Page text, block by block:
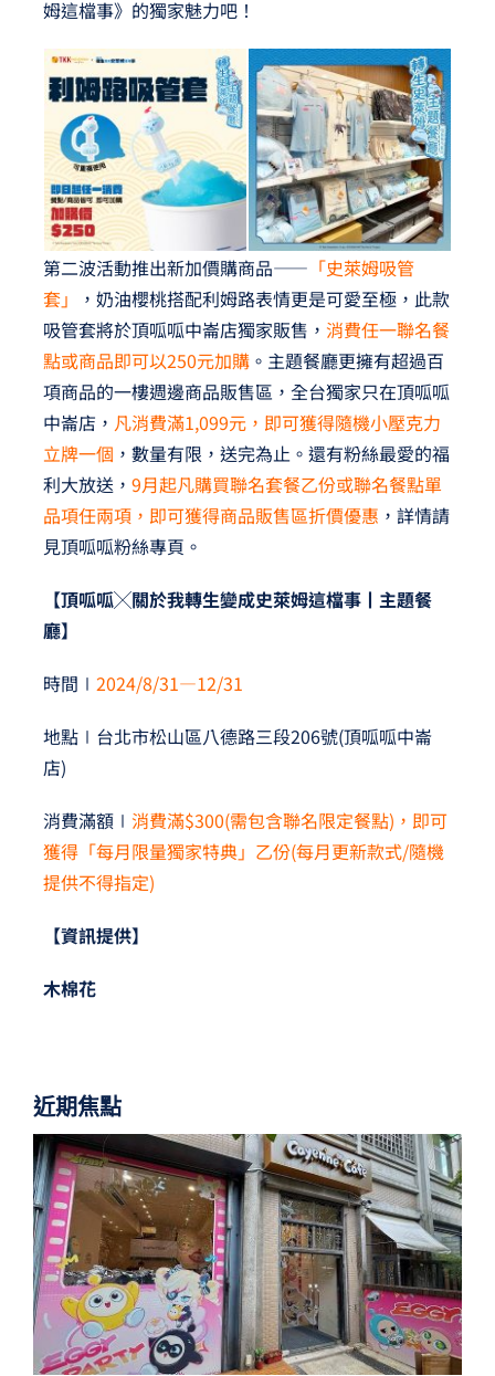
姆這檔事》的獨家魅力吧！
第二波活動推出新加價購商品—— 「史萊姆吸管
套」
，奶油櫻桃搭配利姆路表情更是可愛至極，此款
吸管套將於頂呱呱中崙店獨家販售， 消費任一聯名餐
點或商品即可以250元加購。主題餐廳更擁有超過百
項商品的一樓週邊商品販售區，全台獨家只在頂呱呱
中崙店， 凡消費滿1,099元，即可獲得隨機小壓克力
立牌一個 ，數量有限，送完為止。還有粉絲最愛的福
利大放送， 9月起凡購買聯名套餐乙份或聯名餐點單
品項任兩項，即可獲得商品販售區折價優惠 ，詳情請
見頂呱呱粉絲專頁。
【頂呱呱╳關於我轉生變成史萊姆這檔事丨主題餐
廳】
時間∣ 2024/8/31—12/31
地點∣台北市松山區八德路三段206號(頂呱呱中崙
店)
消費滿額∣ 消費滿$300(需包含聯名限定餐點)，即可
獲得「每月限量獨家特典」乙份(每月更新款式/隨機
提供不得指定)
【資訊提供】
木棉花
近期焦點